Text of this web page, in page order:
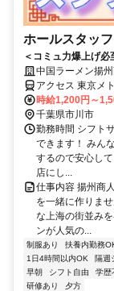
ホールスタッ
＜コミュ力爆上げ
のお店でバイトデビ
中国ラーメン揚
アクセス 東京メ
成本線 東中山南
分
時給1,200円～
千葉県市川市
勤務時間 シフト
できます！ みん
するので安心し
店にし...
仕事内容 揚州商
を一緒に作りま
な上海の街並み
ンが人気の...
制服あり 扶養内勤務
1日4時間以内OK
隔週
早朝
シフト自由 学歴
研修あり
夕方